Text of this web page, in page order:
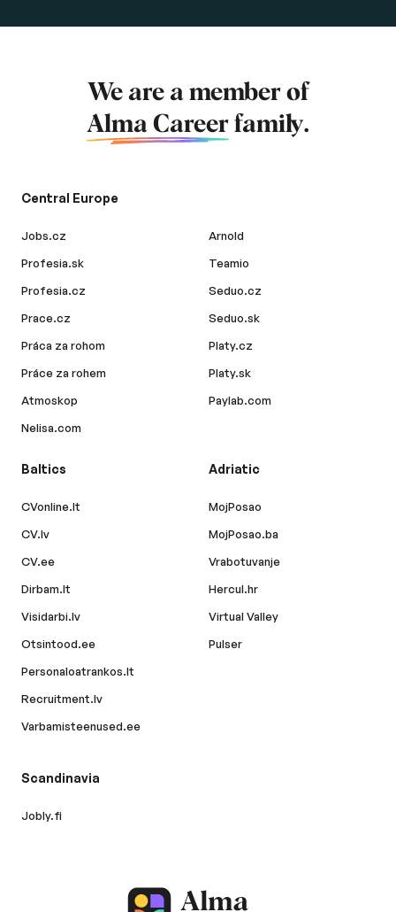
We are a member of
Alma Career family.
Central Europe
Jobs.cz
Profesia.sk
Profesia.cz
Prace.cz
Práca za rohom
Práce za rohem
Atmoskop
Nelisa.com
Arnold
Teamio
Seduo.cz
Seduo.sk
Platy.cz
Platy.sk
Paylab.com
Baltics
CVonline.lt
CV.lv
CV.ee
Dirbam.lt
Visidarbi.lv
Otsintood.ee
Personaloatrankos.lt
Recruitment.lv
Varbamisteenused.ee
Adriatic
MojPosao
MojPosao.ba
Vrabotuvanje
Hercul.hr
Virtual Valley
Pulser
Scandinavia
Jobly.fi